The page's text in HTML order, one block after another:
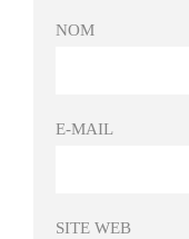
NOM
E-MAIL
SITE WEB